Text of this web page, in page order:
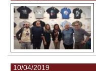
10/04/2019